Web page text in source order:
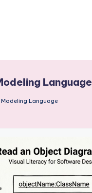
Language
Language